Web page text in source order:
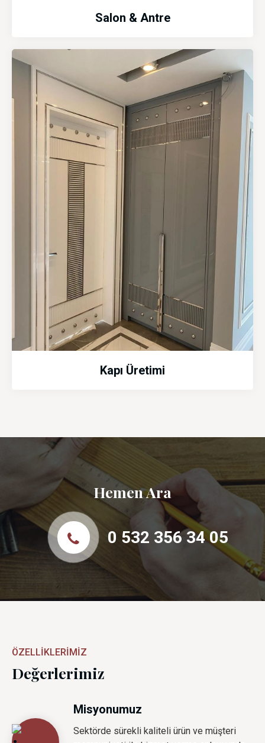
Salon & Antre
Kapı Üretimi
Hemen Ara
0 532 356 34 05
ÖZELLIKLERIMIZ
Değerlerimiz
Misyonumuz
Sektörde sürekli kaliteli ürün ve müşteri